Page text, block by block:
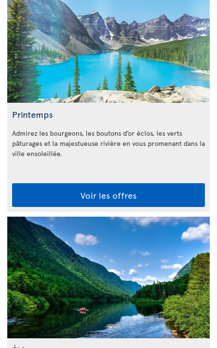
Printemps
Admirez les bourgeons, les boutons d’or éclos, les verts
pâturages et la majestueuse rivière en vous promenant dans la
ville ensoleillée.
Voir les offres